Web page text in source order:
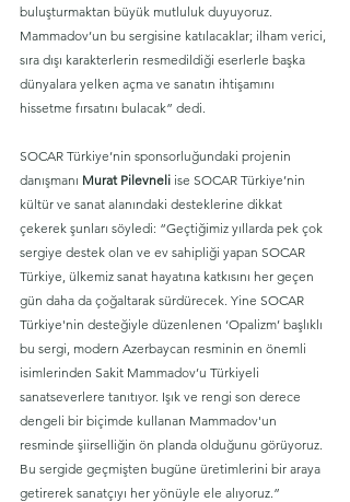
buluşturmaktan büyük mutluluk duyuyoruz.
Mammadov’un bu sergisine katılacaklar; ilham verici,
sıra dışı karakterlerin resmedildiği eserlerle başka
dünyalara yelken açma ve sanatın ihtişamını
hissetme fırsatını bulacak” dedi.
SOCAR Türkiye’nin sponsorluğundaki projenin
danışmanı Murat Pilevneli ise SOCAR Türkiye’nin
kültür ve sanat alanındaki desteklerine dikkat
çekerek şunları söyledi: “Geçtiğimiz yıllarda pek çok
sergiye destek olan ve ev sahipliği yapan SOCAR
Türkiye, ülkemiz sanat hayatına katkısını her geçen
gün daha da çoğaltarak sürdürecek. Yine SOCAR
Türkiye'nin desteğiyle düzenlenen ‘Opalizm’ başlıklı
bu sergi, modern Azerbaycan resminin en önemli
isimlerinden Sakit Mammadov’u Türkiyeli
sanatseverlere tanıtıyor. Işık ve rengi son derece
dengeli bir biçimde kullanan Mammadov'un
resminde şiirselliğin ön planda olduğunu görüyoruz.
Bu sergide geçmişten bugüne üretimlerini bir araya
getirerek sanatçıyı her yönüyle ele alıyoruz.”